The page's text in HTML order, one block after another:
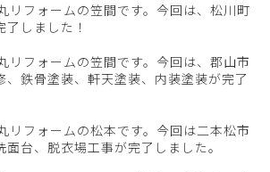
リフォームの笠間です。今回は、松川町
しました！
リフォームの笠間です。今回は、郡山市
、鉄骨塗装、軒天塗装、内装塗装が完了
リフォームの松本です。今回は二本松市
台、脱衣場工事が完了しました。